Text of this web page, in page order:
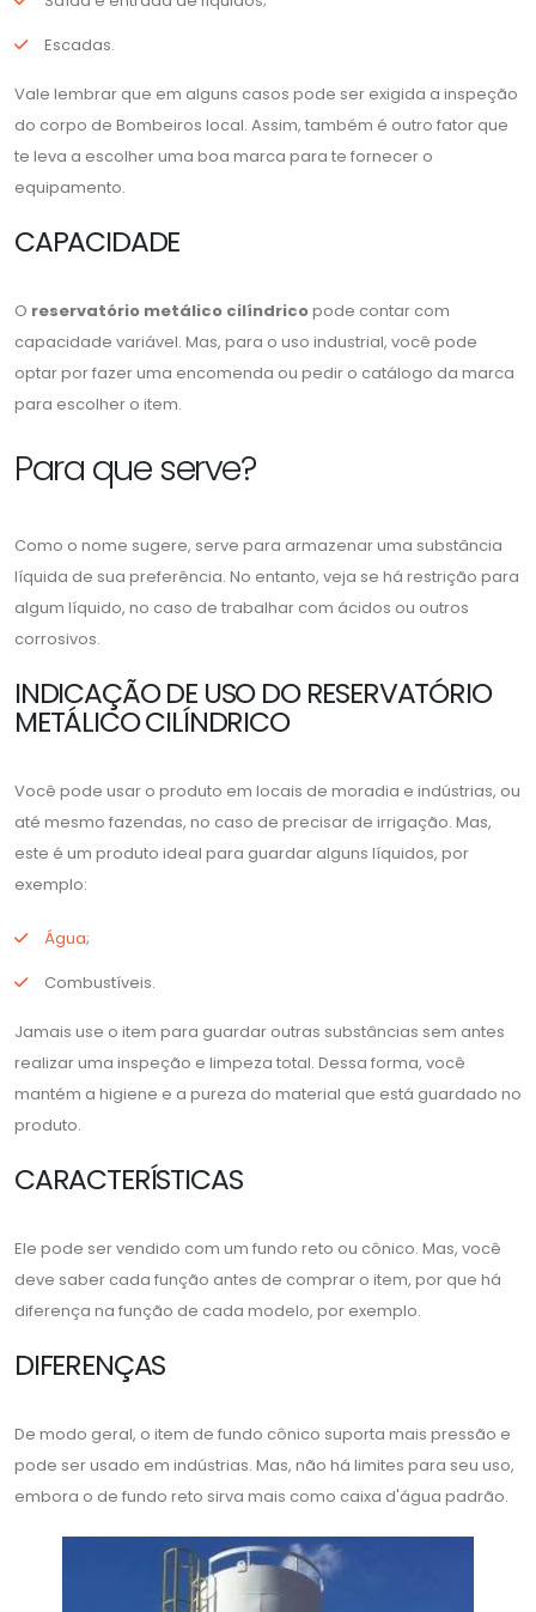
Escadas.
Vale lembrar que em alguns casos pode ser exigida a inspeção
do corpo de Bombeiros local. Assim, também é outro fator que
te leva a escolher uma boa marca para te fornecer o
equipamento.
CAPACIDADE
O reservatório metálico cilíndricopode contar com
capacidade variável. Mas, para o uso industrial, você pode
optar por fazer uma encomenda ou pedir o catálogo da marca
para escolher o item.
Para que serve?
Como o nome sugere, serve para armazenar uma substância
líquida de sua preferência. No entanto, veja se há restrição para
algum líquido, no caso de trabalhar com ácidos ou outros
corrosivos.
INDICAÇÃO DE USO DO RESERVATÓRIO
METÁLICO CILÍNDRICO
Você pode usar o produto em locais de moradia e indústrias, ou
até mesmo fazendas, no caso de precisar de irrigação. Mas,
este é um produto ideal para guardar alguns líquidos, por
exemplo:
Água;
Combustíveis.
Jamais use o item para guardar outras substâncias sem antes
realizar uma inspeção e limpeza total. Dessa forma, você
mantém a higiene e a pureza do material que está guardado no
produto.
CARACTERÍSTICAS
Ele pode ser vendido com um fundo reto ou cônico. Mas, você
deve saber cada função antes de comprar o item, por que há
diferença na função de cada modelo, por exemplo.
DIFERENÇAS
De modo geral, o item de fundo cônico suporta mais pressão e
pode ser usado em indústrias. Mas, não há limites para seu uso,
embora o de fundo reto sirva mais como caixa d'água padrão.